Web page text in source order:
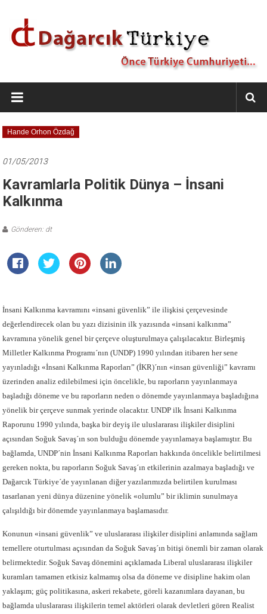
Dağarcık
Türkiye
Önce
Türkiye
Hande Orhon Özdağ
01/05/2013
Kavramlarla Politik Dünya – İnsani
Kalkınma
Gönderen: dt
İnsani Kalkınma kavramını «insani güvenlik” ile ilişkisi çerçevesinde
değerlendirecek olan bu yazı dizisinin ilk yazısında «insani kalkınma”
kavramına yönelik genel bir çerçeve oluşturulmaya çalışılacaktır. Birleşmiş
Milletler Kalkınma Programı´nın (UNDP) 1990 yılından itibaren her sene
yayınladığı «İnsani Kalkınma Raporları” (İKR)´nın «insan güvenliği” kavramı
üzerinden analiz edilebilmesi için öncelikle, bu raporların yayınlanmaya
başladığı döneme ve bu raporların neden o dönemde yayınlanmaya başladığına
yönelik bir çerçeve sunmak yerinde olacaktır. UNDP ilk İnsani Kalkınma
Raporunu 1990 yılında, başka bir deyiş ile uluslararası ilişkiler disiplini
açısından Soğuk Savaş´ın son bulduğu dönemde yayınlamaya başlamıştır. Bu
bağlamda, UNDP´nin İnsani Kalkınma Raporları hakkında öncelikle belirtilmesi
gereken nokta, bu raporların Soğuk Savaş´ın etkilerinin azalmaya başladığı ve
Dağarcık Türkiye´de yayınlanan diğer yazılarımızda belirtilen kurulması
tasarlanan yeni dünya düzenine yönelik «olumlu” bir iklimin sunulmaya
çalışıldığı bir dönemde yayınlanmaya başlamasıdır.
Konunun «insani güvenlik” ve uluslararası ilişkiler disiplini anlamında sağlam
temellere oturtulması açısından da Soğuk Savaş´ın bitişi önemli bir zaman olarak
belirmektedir. Soğuk Savaş dönemini açıklamada Liberal uluslararası ilişkiler
kuramları tamamen etkisiz kalmamış olsa da döneme ve disipline hakim olan
yaklaşım; güç politikasına, askeri rekabete, göreli kazanımlara dayanan, bu
bağlamda uluslararası ilişkilerin temel aktörleri olarak devletleri gören Realist